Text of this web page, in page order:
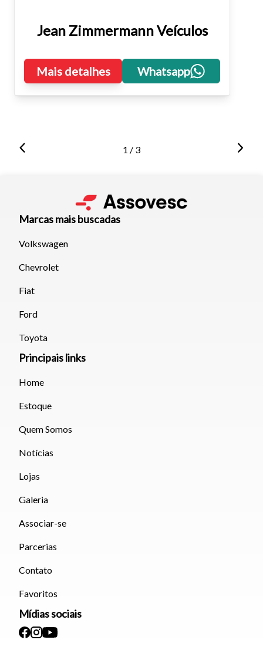
Jean Zimmermann Veículos
Mais detalhes Whatsapp
1 / 3
Marcas mais buscadas
Volkswagen
Chevrolet
Fiat
Ford
Toyota
Principais links
Home
Estoque
Quem Somos
Notícias
Lojas
Galeria
Associar-se
Parcerias
Contato
Favoritos
Mídias sociais